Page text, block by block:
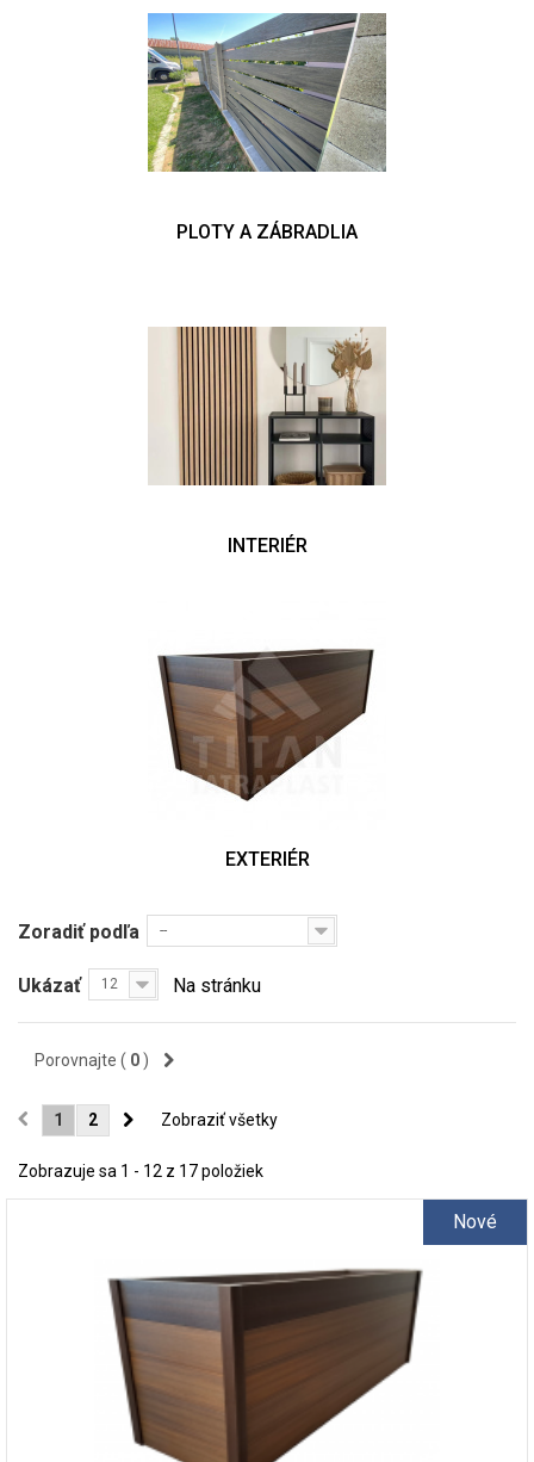
PLOTY A ZÁBRADLIA
INTERIÉR
EXTERIÉR
Zoradiť podľa --
Ukázať 12 Na stránku
Porovnajte ( 0 )
Zobraziť všetky
1 2
Zobrazuje sa 1 - 12 z 17 položiek
Nové